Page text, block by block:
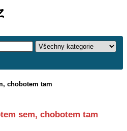
chobotem tam
sem, chobotem tam